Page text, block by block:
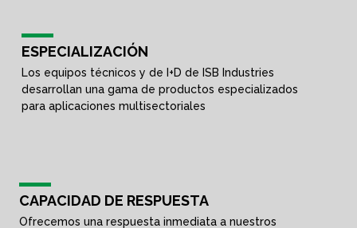
ESPECIALIZACIÓN
Los equipos técnicos y de I+D de ISB Industries
desarrollan una gama de productos especializados
para aplicaciones multisectoriales
CAPACIDAD DE RESPUESTA
Ofrecemos una respuesta inmediata a nuestros